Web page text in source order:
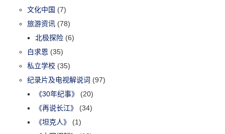
文化中国 (7)
旅游资讯 (78)
北极探险 (6)
白求恩 (35)
私立学校 (35)
纪录片及电视解说词 (97)
《30年纪事》
(20)
《再说长江》
(34)
《坦克人》
(1)